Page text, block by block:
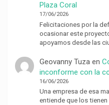
Plaza Coral
17/06/2026
Felicitaciones por la
ocasionar este
apoyamos desde las
Geovanny Tuza en
inconforme con la
16/06/2026
Una empresa de esa
entiende que los